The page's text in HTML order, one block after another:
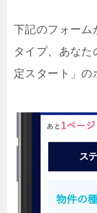
下記のフォーム
タイプ、あなた
定スタート」の